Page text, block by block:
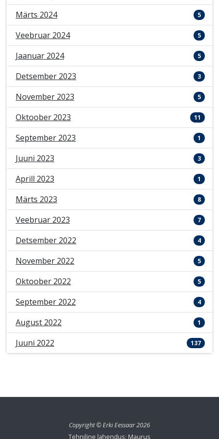
Märts 2024 5
Veebruar 2024 5
Jaanuar 2024 5
Detsember 2023 3
November 2023 5
Oktoober 2023 11
September 2023 1
Juuni 2023 3
Aprill 2023 1
Märts 2023 8
Veebruar 2023 7
Detsember 2022 4
November 2022 5
Oktoober 2022 5
September 2022 4
August 2022 1
Juuni 2022 137
Copyright © Erki Eessaar 2026
Tehniline lahendus: Maurus